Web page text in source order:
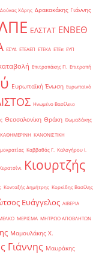
Δούκας Χάρης Δρακακάκης Γιάννης
ΕΛΣΤΑΤ ΕΝΒΕΘ
ΕΣΥΔ ΕΤΕΑΕΠ ΕΤΕΚΑ ΕΤΕπ ΕΥΠ
Επιτροπάκης Π. Επιτροπή
Ευρωπαϊκή Ένωση Ευρωπαϊκό
Ηνωμένο Βασίλειο
Θεσσαλονίκη Θράκη Θωμαδάκης
ΚΑΘΗΜΕΡΙΝΗ ΚΑΝΟΝΙΣΤΙΚΗ
Καββαθάς Γ. Καλογήρου Ι.
Κιουρτζής
Κονταξής Δημήτρης Κορκίδης Βασίλης
Ευάγγελος ΛΙΒΕΡΙΑ
ΜΕΡΙΣΜΑ ΜΗΤΡΩΟ ΑΠΟΒΛΗΤΩΝ
Μαμουλάκης Χ.
Γιάννης Μαυράκης